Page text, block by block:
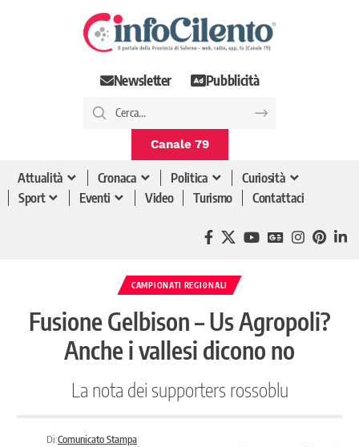
Newsletter Pubblicità
Canale 79
Attualità Cronaca Politica
Curiosità
Sport
Eventi Video Turismo Contattaci
CAMPIONATI REGIONALI
Fusione Gelbison – Us Agropoli?
Anche i vallesi dicono no
La nota dei supporters rossoblu
Di:Comunicato Stampa